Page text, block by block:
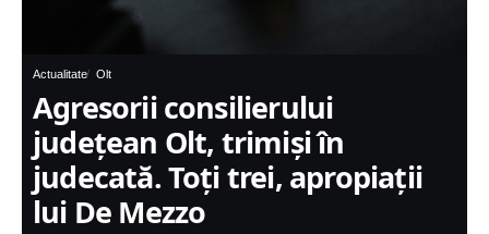
Actualitate Olt
Agresorii consilierului
judeţean Olt, trimiși în
judecată. Toţi trei, apropiaţii
lui De Mezzo